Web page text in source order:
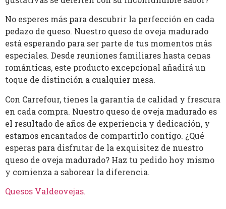
No esperes más para descubrir la perfección en cada
pedazo de queso. Nuestro queso de oveja madurado
está esperando para ser parte de tus momentos más
especiales. Desde reuniones familiares hasta cenas
románticas, este producto excepcional añadirá un
toque de distinción a cualquier mesa.
Con Carrefour, tienes la garantía de calidad y frescura
en cada compra. Nuestro queso de oveja madurado es
el resultado de años de experiencia y dedicación, y
estamos encantados de compartirlo contigo. ¿Qué
esperas para disfrutar de la exquisitez de nuestro
queso de oveja madurado? Haz tu pedido hoy mismo
y comienza a saborear la diferencia.
Quesos Valdeovejas.